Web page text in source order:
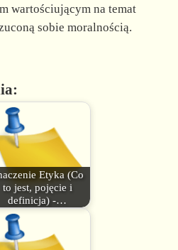
wartościującym na temat
sobie moralnością.
Etyka (Co
to jest, pojęcie i
definicja) -…